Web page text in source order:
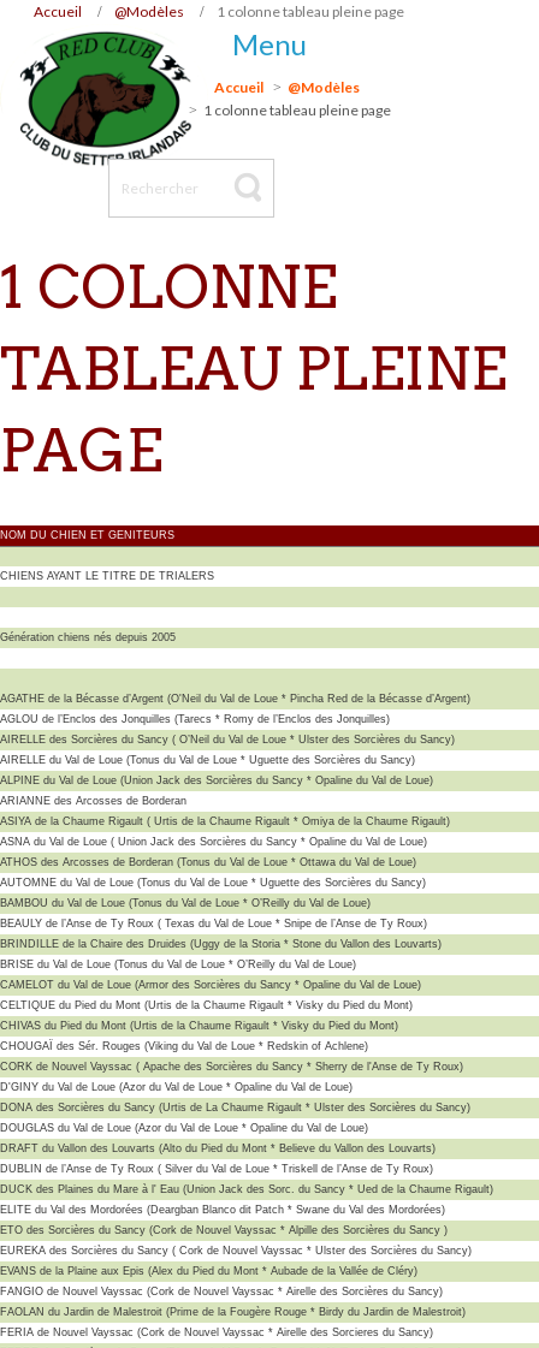
Accueil @Modèles 1 colonne tableau pleine page
Menu
Accueil
@Modèles
1 colonne tableau pleine page
1 COLONNE
TABLEAU PLEINE
PAGE
CHIENS AYANT LE TITRE DE TRIALERS
Génération chiens nés depuis 2005
NOM DU CHIEN ET GENITEURS
AGATHE de la Bécasse d’Argent (O'Neil du Val de Loue * Pincha Red de la Bécasse d’Argent)
AGLOU de l’Enclos des Jonquilles (Tarecs * Romy de l’Enclos des Jonquilles)
AIRELLE des Sorcières du Sancy ( O’Neil du Val de Loue * Ulster des Sorcières du Sancy)
AIRELLE du Val de Loue (Tonus du Val de Loue * Uguette des Sorcières du Sancy)
ALPINE du Val de Loue (Union Jack des Sorcières du Sancy * Opaline du Val de Loue)
ARIANNE des Arcosses de Borderan
ASIYA de la Chaume Rigault ( Urtis de la Chaume Rigault * Omiya de la Chaume Rigault)
ASNA du Val de Loue ( Union Jack des Sorcières du Sancy * Opaline du Val de Loue)
ATHOS des Arcosses de Borderan (Tonus du Val de Loue * Ottawa du Val de Loue)
AUTOMNE du Val de Loue (Tonus du Val de Loue * Uguette des Sorcières du Sancy)
BAMBOU du Val de Loue (Tonus du Val de Loue * O’Reilly du Val de Loue)
BEAULY de l’Anse de Ty Roux ( Texas du Val de Loue * Snipe de l’Anse de Ty Roux)
BRINDILLE de la Chaire des Druides (Uggy de la Storia * Stone du Vallon des Louvarts)
BRISE du Val de Loue (Tonus du Val de Loue * O’Reilly du Val de Loue)
CAMELOT du Val de Loue (Armor des Sorcières du Sancy * Opaline du Val de Loue)
CELTIQUE du Pied du Mont (Urtis de la Chaume Rigault * Visky du Pied du Mont)
CHIVAS du Pied du Mont (Urtis de la Chaume Rigault * Visky du Pied du Mont)
CHOUGAÏ des Sér. Rouges (Viking du Val de Loue * Redskin of Achlene)
CORK de Nouvel Vayssac ( Apache des Sorcières du Sancy * Sherry de l'Anse de Ty Roux)
D'GINY du Val de Loue (Azor du Val de Loue * Opaline du Val de Loue)
DONA des Sorcières du Sancy (Urtis de La Chaume Rigault * Ulster des Sorcières du Sancy)
DOUGLAS du Val de Loue (Azor du Val de Loue * Opaline du Val de Loue)
DRAFT du Vallon des Louvarts (Alto du Pied du Mont * Believe du Vallon des Louvarts)
DUBLIN de l’Anse de Ty Roux ( Silver du Val de Loue * Triskell de l’Anse de Ty Roux)
DUCK des Plaines du Mare à l' Eau (Union Jack des Sorc. du Sancy * Ued de la Chaume Rigault)
ELITE du Val des Mordorées (Deargban Blanco dit Patch * Swane du Val des Mordorées)
ETO des Sorcières du Sancy (Cork de Nouvel Vayssac * Alpille des Sorcières du Sancy )
EUREKA des Sorcières du Sancy ( Cork de Nouvel Vayssac * Ulster des Sorcières du Sancy)
EVANS de la Plaine aux Epis (Alex du Pied du Mont * Aubade de la Vallée de Cléry)
FANGIO de Nouvel Vayssac (Cork de Nouvel Vayssac * Airelle des Sorcières du Sancy)
FAOLAN du Jardin de Malestroit (Prime de la Fougère Rouge * Birdy du Jardin de Malestroit)
FERIA de Nouvel Vayssac (Cork de Nouvel Vayssac * Airelle des Sorcieres du Sancy)